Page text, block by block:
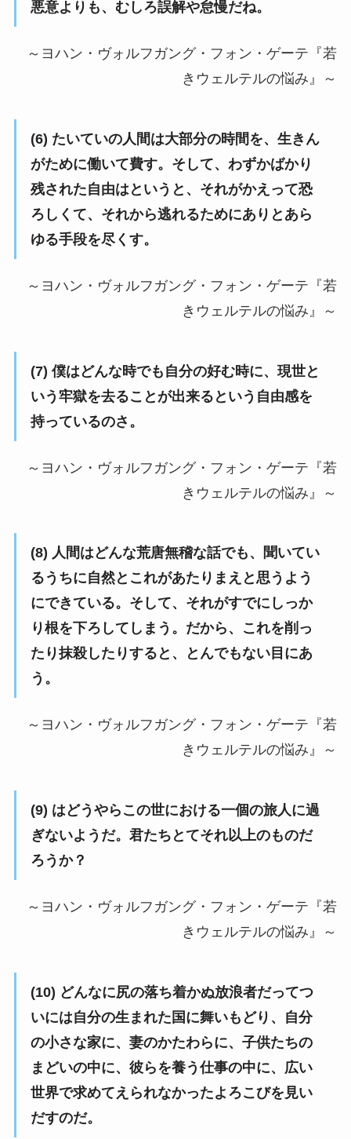
悪意よりも、むしろ誤解や怠慢だね。
～ヨハン・ヴォルフガング・フォン・ゲーテ『若
きウェルテルの悩み』～
(6) たいていの人間は大部分の時間を、生きん
がために働いて費す。そして、わずかばかり
残された自由はというと、それがかえって恐
ろしくて、それから逃れるためにありとあら
ゆる手段を尽くす。
～ヨハン・ヴォルフガング・フォン・ゲーテ『若
きウェルテルの悩み』～
(7) 僕はどんな時でも自分の好む時に、現世と
いう牢獄を去ることが出来るという自由感を
持っているのさ。
～ヨハン・ヴォルフガング・フォン・ゲーテ『若
きウェルテルの悩み』～
(8) 人間はどんな荒唐無稽な話でも、聞いてい
るうちに自然とこれがあたりまえと思うよう
にできている。そして、それがすでにしっか
り根を下ろしてしまう。だから、これを削っ
たり抹殺したりすると、とんでもない目にあ
う。
～ヨハン・ヴォルフガング・フォン・ゲーテ『若
きウェルテルの悩み』～
(9) はどうやらこの世における一個の旅人に過
ぎないようだ。君たちとてそれ以上のものだ
ろうか？
～ヨハン・ヴォルフガング・フォン・ゲーテ『若
きウェルテルの悩み』～
(10) どんなに尻の落ち着かぬ放浪者だってつ
いには自分の生まれた国に舞いもどり、自分
の小さな家に、妻のかたわらに、子供たちの
まどいの中に、彼らを養う仕事の中に、広い
世界で求めてえられなかったよろこびを見い
だすのだ。